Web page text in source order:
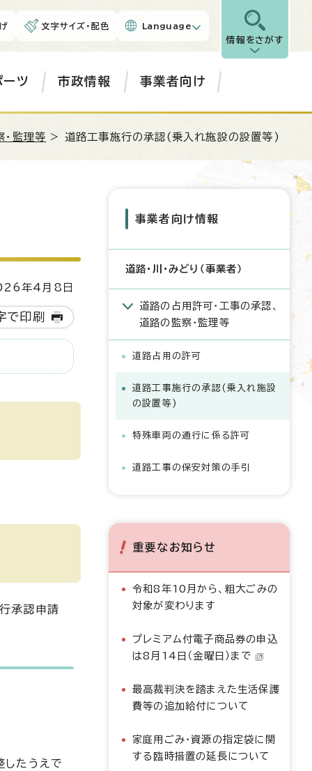
文字サイズ・配色 Language
情報をさがす
ーツ 市政情報 事業者向け
・監理等 > 道路工事施行の承認(乗入れ施設の設置等)
年4月8日
で印刷
承認申請
したうえで
事業者向け情報
道路・川・みどり（事業者）
道路の占用許可・工事の承認、
道路の監察・監理等
道路占用の許可
道路工事施行の承認(乗入れ施設
の設置等)
特殊車両の通行に係る許可
道路工事の保安対策の手引
重要なお知らせ
令和8年10月から、粗大ごみの
対象が変わります
プレミアム付電子商品券の申込
は8月14日（金曜日）まで
最高裁判決を踏まえた生活保護
費等の追加給付について
家庭用ごみ・資源の指定袋に関
する臨時措置の延長について